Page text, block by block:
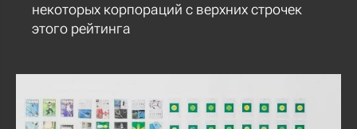
некоторых корпораций с верхних строчек
этого рейтинга